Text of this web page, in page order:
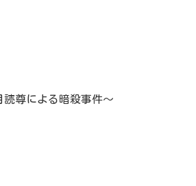
尊による暗殺事件～